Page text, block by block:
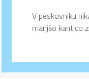
V peskovniku
manjšo kantico